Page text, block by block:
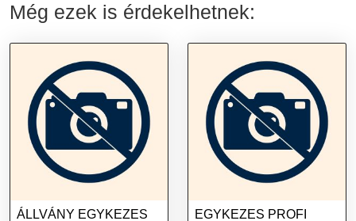
Még ezek is érdekelhetnek:
ÁLLVÁNY EGYKEZES
EGYKEZES PROFI